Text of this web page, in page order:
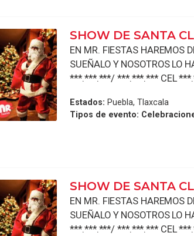
SHOW DE SANTA
EN MR. FIESTAS HAREMOS
SUEÑALO Y NOSOTROS LO
***.***.***/ ***.***.*** CEL
Estados: Puebla, Tlaxcala
Tipos de evento:
SHOW DE SANTA
EN MR. FIESTAS HAREMOS
SUEÑALO Y NOSOTROS LO
***.***.***/ ***.***.*** CEL